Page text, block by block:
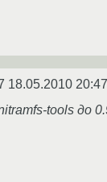
18.05.2010
tools до